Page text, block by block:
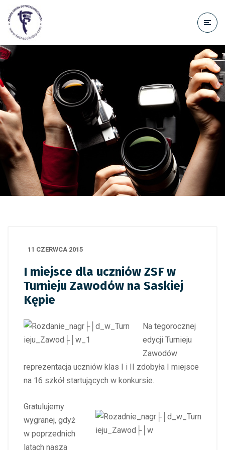
treści
11 CZERWCA 2015
I miejsce dla uczniów ZSF w
Turnieju Zawodów na Saskiej
Kępie
Na tegorocznej
edycji Turnieju
Zawodów
reprezentacja uczniów klas I i II zdobyła I miejsce
na 16 szkół startujących w konkursie.
Gratulujemy
wygranej, gdyż
w poprzednich
latach nasza